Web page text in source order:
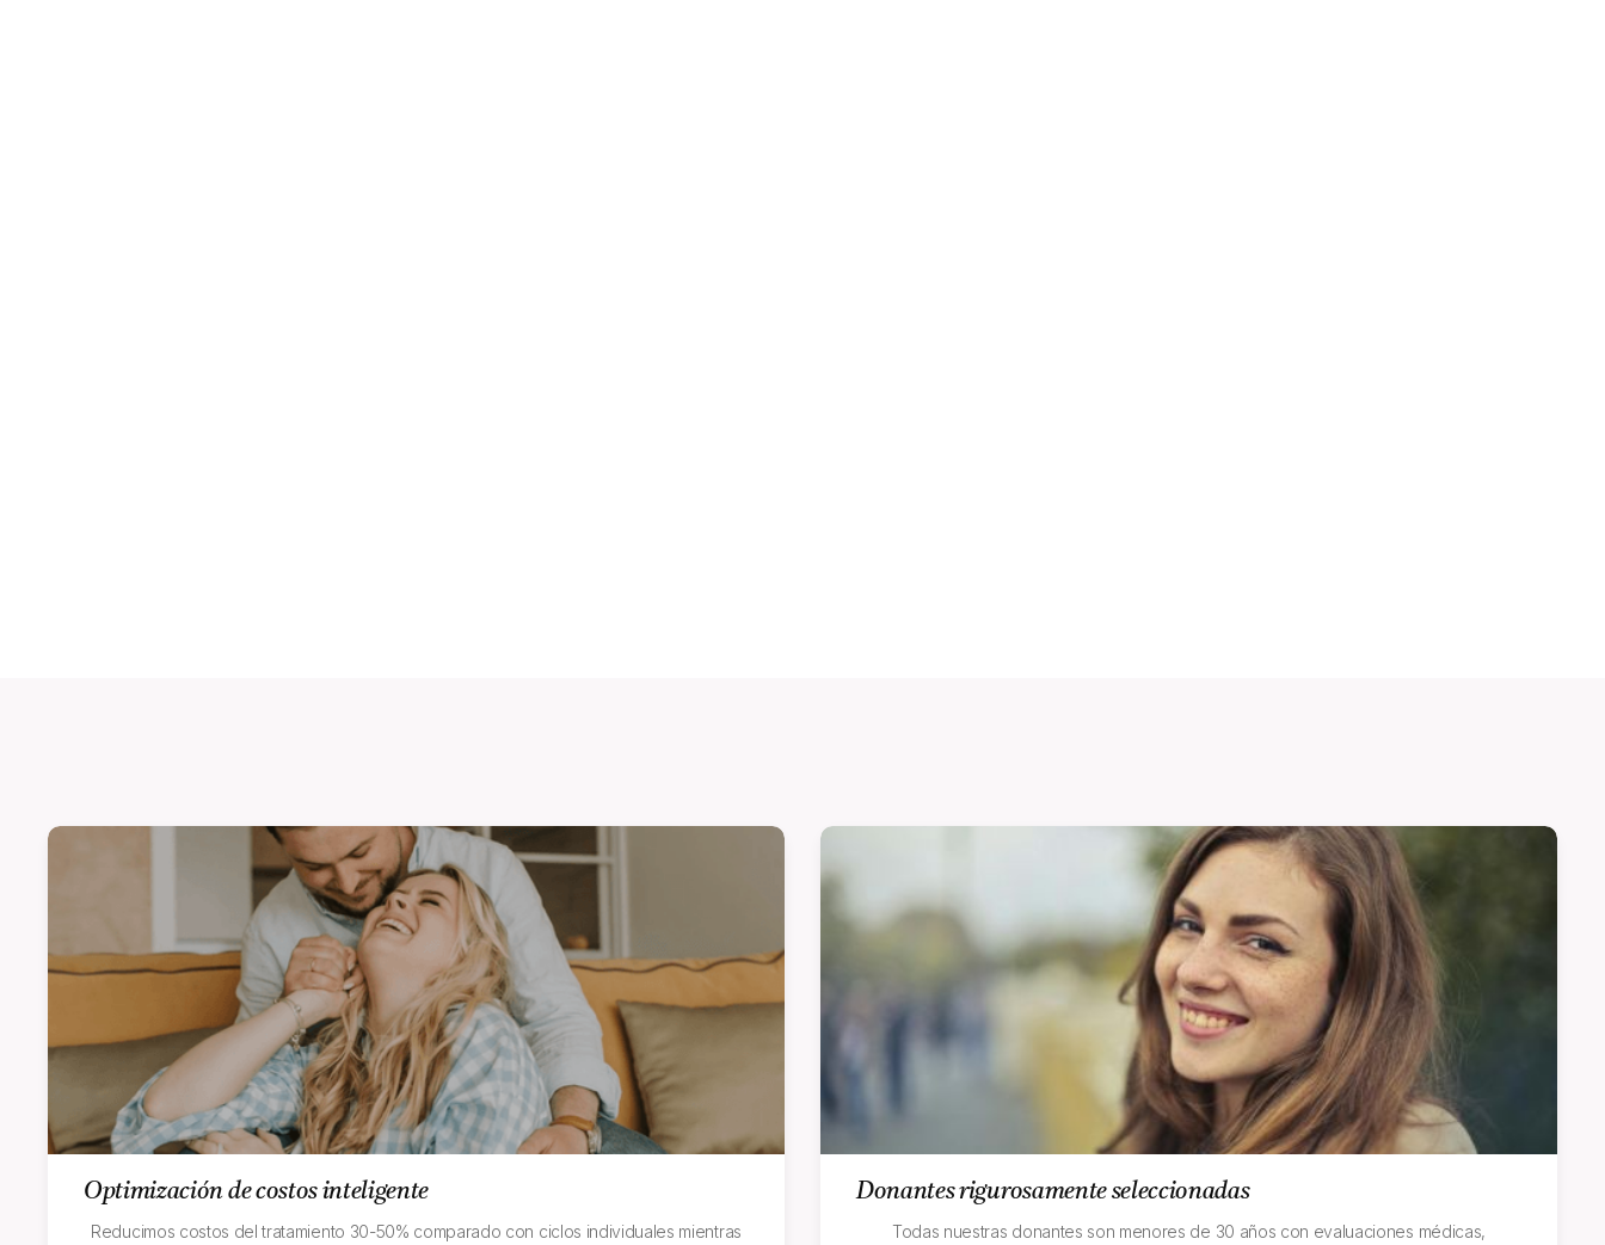
Optimización de costos inteligente
Reducimos costos del tratamiento 30-50% comparado con ciclos individuales mientras
Donantes rigurosamente seleccionadas
Todas nuestras donantes son menores de 30 años con evaluaciones médicas,